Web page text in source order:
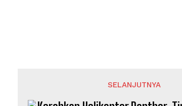
SELANJUTNYA